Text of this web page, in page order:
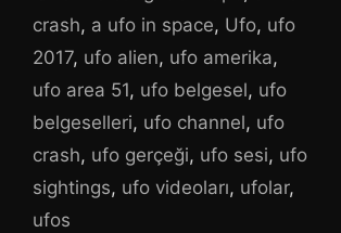
crash, a ufo in space, Ufo, ufo
2017, ufo alien, ufo amerika,
ufo area 51, ufo belgesel, ufo
belgeselleri, ufo channel, ufo
crash, ufo gerçeği, ufo sesi, ufo
sightings, ufo videoları, ufolar,
ufos